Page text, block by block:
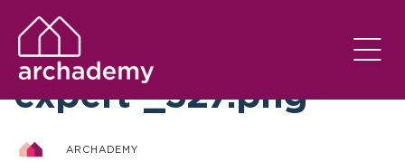
otto-zimmermann-
expert-_527.png
ARCHADEMY